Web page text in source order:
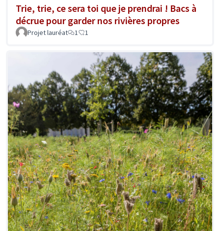
Trie, trie, ce sera toi que je prendrai ! Bacs à
décrue pour garder nos rivières propres
Projet lauréat 1 1